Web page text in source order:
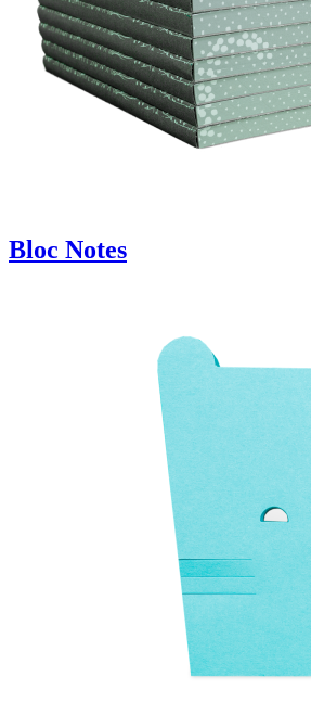
Bloc Notes